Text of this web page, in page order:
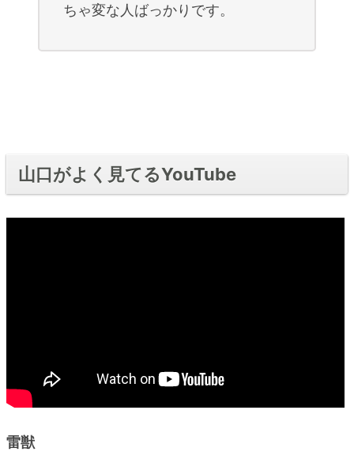
ちゃ変な人ばっかりです。
山口がよく見てるYouTube
雷獣